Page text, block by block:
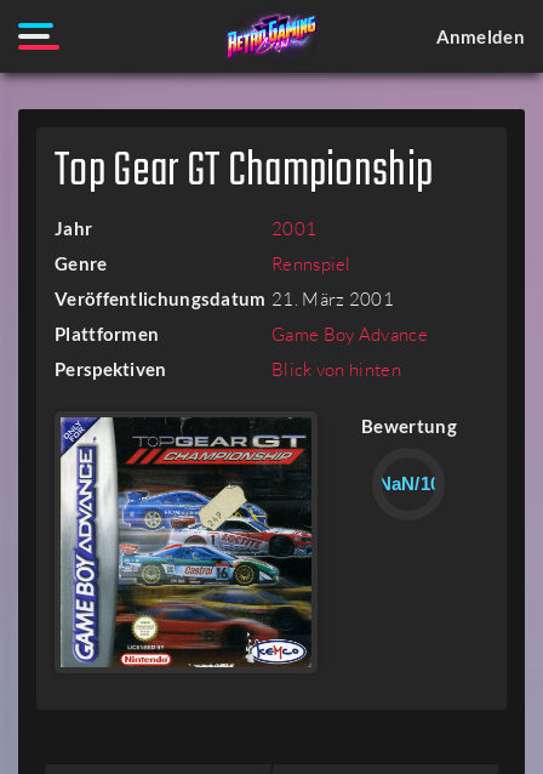
Anmelden
Top Gear GT Championship
Jahr 2001
Genre Rennspiel
Veröffentlichungsdatum 21. März 2001
Plattformen Game Boy Advance
Perspektiven Blick von hinten
Bewertung
NaN/10